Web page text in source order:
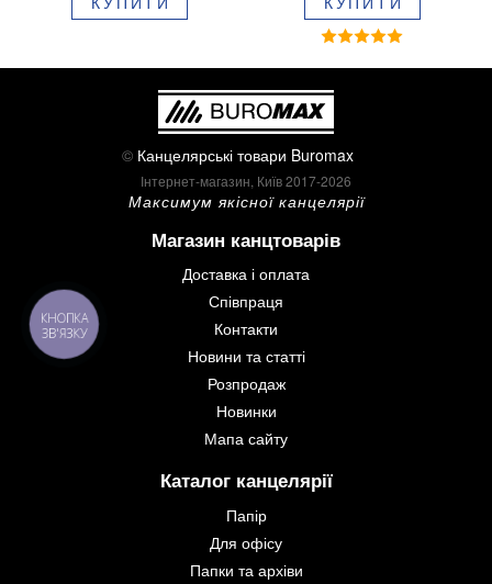
© Канцелярські товари Buromax
Інтернет-магазин, Київ 2017-2026
Максимум якісної канцелярії
Магазин канцтоварів
Доставка і оплата
Співпраця
Контакти
Новини та статті
Розпродаж
Новинки
Мапа сайту
Каталог канцелярії
Папір
Для офісу
Папки та архіви
КНОПКА
ЗВ'ЯЗКУ